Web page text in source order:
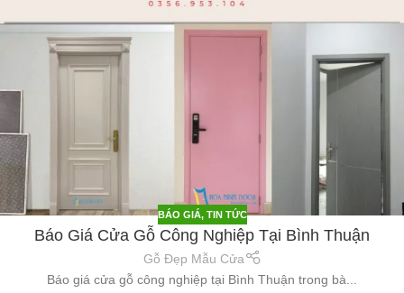
BÁO GIÁ, TIN TỨC
Báo Giá Cửa Gỗ Công Nghiệp Tại Bình Thuận
Gỗ Đẹp Mẫu Cửa
Báo giá cửa gỗ công nghiệp tại Bình Thuận trong bà...